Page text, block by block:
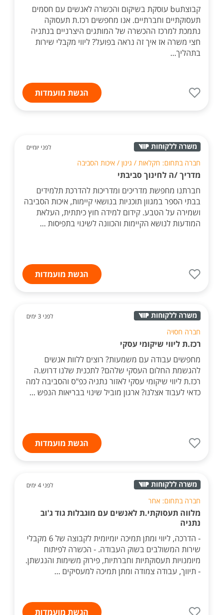
קבוצתbu עוסקת בשיקום והכשרה לאנשים עם חסמים
תעסוקתיים וחברתיים. אנו מחפשים רכז.ת תעסוקה
נתמכת למרכז ההכשרה של המותגים היצרניים בנתניה
חצי משרה אז איך זה נראה בפועל? ליווי מקבלי שירות
בתהליך...
הגשת מועמדות
לפני יומיים
חברה בתחום: חקלאות / גינון / איכות הסביבה
מדריך /ה לחינוך סביבתי
חברתנו מחפשת מדריכים ומדריכות להדרכת תלמידים
בבתי הספר במגוון תוכניות בנושאי קיימות, איכות הסביבה
ושמירה על הטבע. קידום למידה חוץ כיתתית, העלאת
המודעות לנושא הקיימות והכוונה לשינוי בתפיסות ...
הגשת מועמדות
לפני 3 ימים
חברה חסויה
רכז.ת ליווי שיקומי עסקי
מחפשים עבודה עם משמעות? רוצים ללוות אנשים
להגשמת החלום העסקי שלהם? לתכנית שלנו דרוש.ה
רכז.ת ליווי שיקומי עסקי לאזור נתניה כפ"ס והסביבה למה
כדאי לעבוד אצלנו? ארגון מוביל שינוי בבריאות הנפש ...
הגשת מועמדות
לפני 4 ימים
חברה בתחום: אחר
מלווה תעסוקתי.ת לאנשים עם מוגבלות גוד ג'וב
נתניה
- הדרכה, ליווי ומתן תמיכה יומיומית לקבוצה של 6 מקבלי
שירות המשולבים בשוק העבודה. - הכשרה לפיתוח
מיומנויות תעסוקתיות וחברתיות, פירוק משימות והנגשתן.
- תיווך, עבודה צמודה ומתן תמיכה למעסיקים ...
הגשת מועמדות